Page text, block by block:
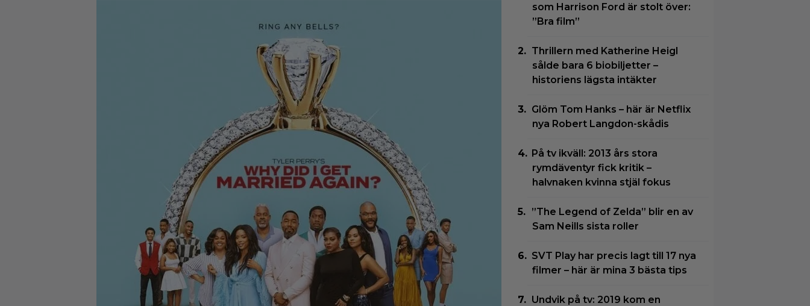
som Harrison Ford är stolt över:
”Bra film”
Thrillern med Katherine Heigl
sålde bara 6 biobiljetter –
historiens lägsta intäkter
Glöm Tom Hanks – här är Netflix
nya Robert Langdon-skådis
På tv ikväll: 2013 års stora
rymdäventyr fick kritik –
halvnaken kvinna stjäl fokus
”The Legend of Zelda” blir en av
Sam Neills sista roller
SVT Play har precis lagt till 17 nya
filmer – här är mina 3 bästa tips
Undvik på tv: 2019 kom en